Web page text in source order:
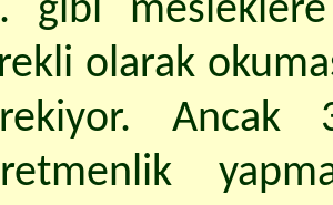
gibi
olarak
Ancak